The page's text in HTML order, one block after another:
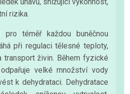
rizika.
téměř každou buněčnou
při regulaci tělesné teploty,
transport živin. Během fyzické
velké množství vody
k dehydrataci. Dehydratace